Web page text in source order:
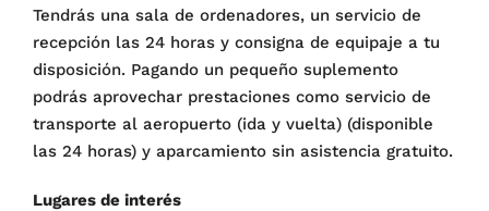
Tendrás una sala de ordenadores, un servicio de
recepción las 24 horas y consigna de equipaje a tu
disposición. Pagando un pequeño suplemento
podrás aprovechar prestaciones como servicio de
transporte al aeropuerto (ida y vuelta) (disponible
las 24 horas) y aparcamiento sin asistencia gratuito.
Lugares de interés